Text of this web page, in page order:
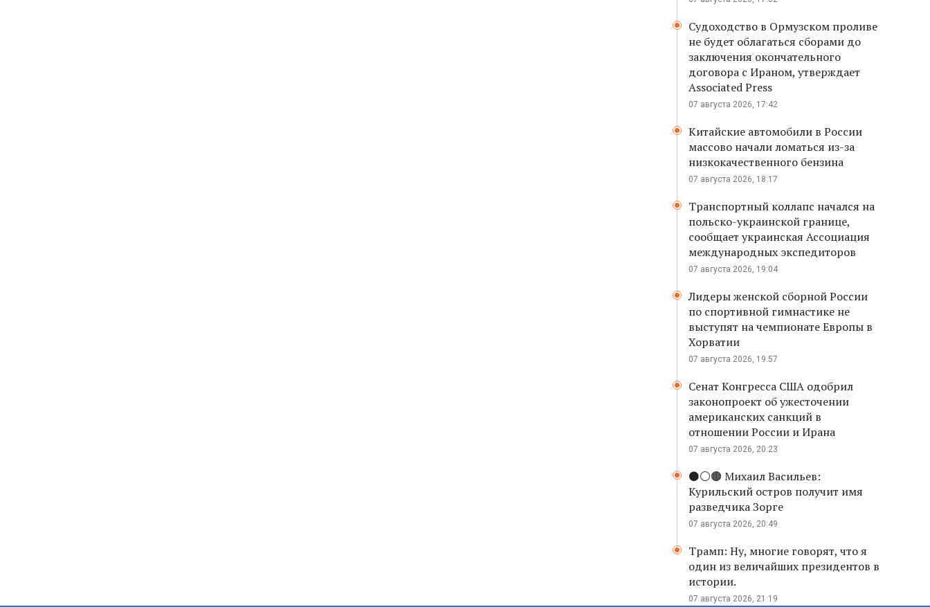
Судоходство в Ормузском проливе
не будет облагаться сборами до
заключения окончательного
договора с Ираном, утверждает
Associated Press
07 августа 2026, 17:42
Китайские автомобили в России
массово начали ломаться из-за
низкокачественного бензина
07 августа 2026, 18:17
Транспортный коллапс начался на
польско-украинской границе,
сообщает украинская Ассоциация
международных экспедиторов
07 августа 2026, 19:04
Лидеры женской сборной России
по спортивной гимнастике не
выступят на чемпионате Европы в
Хорватии
07 августа 2026, 19:57
Сенат Конгресса США одобрил
законопроект об ужесточении
американских санкций в
отношении России и Ирана
07 августа 2026, 20:23
⚫️⚪️🟤 Михаил Васильев:
Курильский остров получит имя
разведчика Зорге
07 августа 2026, 20:49
Трамп: Ну, многие говорят, что я
один из величайших президентов в
истории.
07 августа 2026, 21:19